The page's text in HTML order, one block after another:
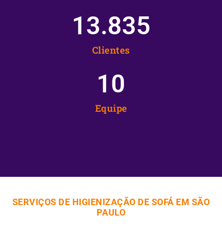
Clientes
13.835
Equipe
10
SERVIÇOS DE HIGIENIZAÇÃO DE SOFÁ EM SÃO
PAULO